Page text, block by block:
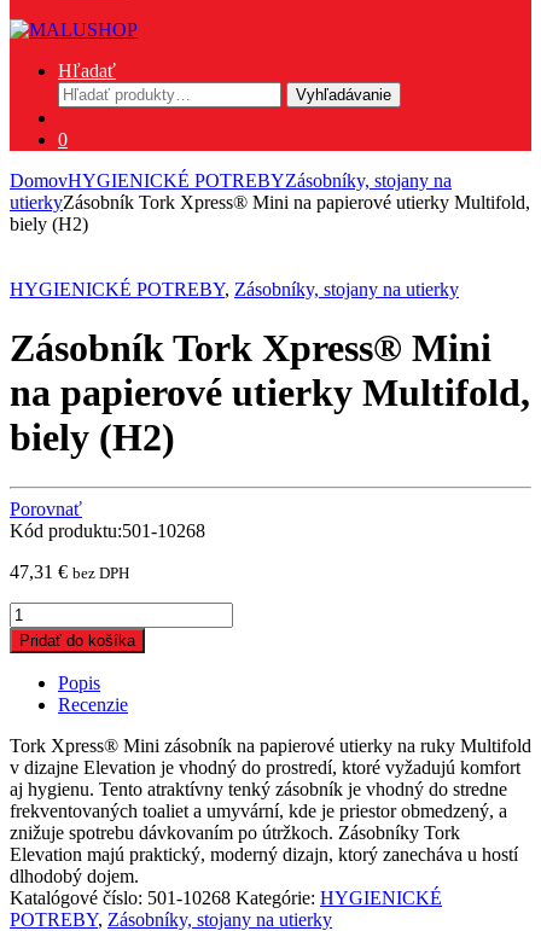
Hľadať
Hľadať:
Vyhľadávanie
0
DomovHYGIENICKÉ POTREBYZásobníky, stojany na
utierkyZásobník Tork Xpress® Mini na papierové utierky Multifold,
biely (H2)
HYGIENICKÉ POTREBY, Zásobníky, stojany na utierky
Zásobník Tork Xpress® Mini
na papierové utierky Multifold,
biely (H2)
Porovnať
Kód produktu:501-10268
47,31 € bez DPH
Zásobník
Tork
Xpress®
Mini
papierové
utierky
Multifold,
biely
(H2)
quantity
Pridať do košíka
Popis
Recenzie
Tork Xpress® Mini zásobník na papierové utierky na ruky Multifold
v dizajne Elevation je vhodný do prostredí, ktoré vyžadujú komfort
aj hygienu. Tento atraktívny tenký zásobník je vhodný do stredne
frekventovaných toaliet a umyvární, kde je priestor obmedzený, a
znižuje spotrebu dávkovaním po útržkoch. Zásobníky Tork
Elevation majú praktický, moderný dizajn, ktorý zanecháva u hostí
dlhodobý dojem.
Katalógové číslo: 501-10268 Kategórie: HYGIENICKÉ
POTREBY, Zásobníky, stojany na utierky